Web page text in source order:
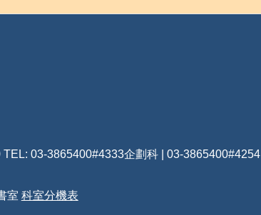
TEL: 03-3865400#4333企劃科 | 03-3865400#4254
室 科室分機表